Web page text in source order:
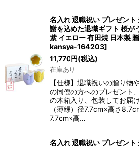
名入れ 退職祝い プレゼント
謝を込めた退職ギフト 桜が
紫 イエロー 有田焼 日本製
kansya-164203]
11,770円(税込)
在庫あり
【仕様】退職祝いの贈り物
の同僚の方へのプレゼント
の木箱入り、包装してお届
（薄緑）径7.7cm×高さ
7.7cm×高…
名入れ 退職祝い プレゼント